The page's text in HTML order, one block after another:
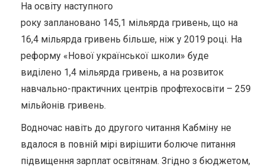
На освіту наступного
року заплановано 145,1 мільярда гривень, що на
16,4 мільярда гривень більше, ніж у 2019 році. На
реформу «Нової української школи» буде
виділено 1,4 мільярда гривень, а на розвиток
навчально-практичних центрів профтехосвіти – 259
мільйонів гривень.
Водночас навіть до другого читання Кабміну не
вдалося в повній мірі вирішити болюче питання
підвищення зарплат освітянам. Згідно з бюджетом,